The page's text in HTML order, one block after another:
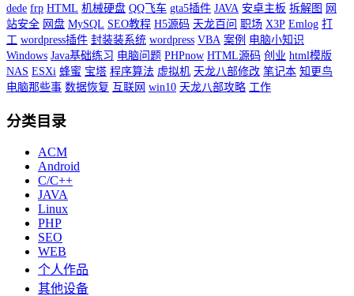
dede frp HTML 机械硬盘 QQ飞车 gta5插件 JAVA 安卓主板 拆解图 网
站安全 网盘 MySQL SEO教程 H5源码 天龙百问 职场 X3P Emlog 打
工 wordpress插件 封装装系统 wordpress VBA 案例 电脑小知识
Windows Java基础练习 电脑问题 PHPnow HTML源码 创业 html模版
NAS ESXi 蜂蜜 宝塔 程序算法 虚拟机 天龙八部修改 笔记本 知更鸟
电脑那些事 数据恢复 互联网 win10 天龙八部攻略 工作
分类目录
ACM
Android
C/C++
JAVA
Linux
PHP
SEO
WEB
个人作品
其他设备